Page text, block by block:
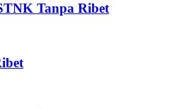
Tanpa Ribet